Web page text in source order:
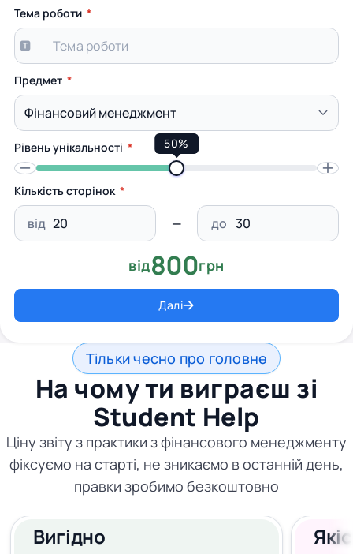
Тема роботи
Предмет
Рівень унікальності 50%
Кількість сторінок
від до
від800грн
Далі
Тільки чесно про головне
На чому ти виграєш зі
Student Help
Ціну звіту з практики з фінансового менеджменту
фіксуємо на старті, не зникаємо в останній день,
правки зробимо безкоштовно
Вигідно